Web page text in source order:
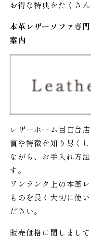
お得な特典をたくさ
本革レザーソファ専
案内
レザーホーム目白台
質や特徴を知り尽く
ながら、お手入れ方
す。
ワンランク上の本革
ものを長く大切に使
ださい。
販売価格に関しまし